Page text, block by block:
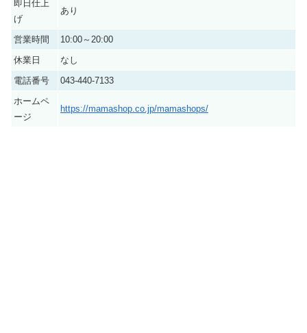
即日仕上
げ
あり
営業時間
10:00～20:00
休業日
なし
電話番号
043-440-7133
ホームペ
ージ
https://mamashop.co.jp/mamashops/